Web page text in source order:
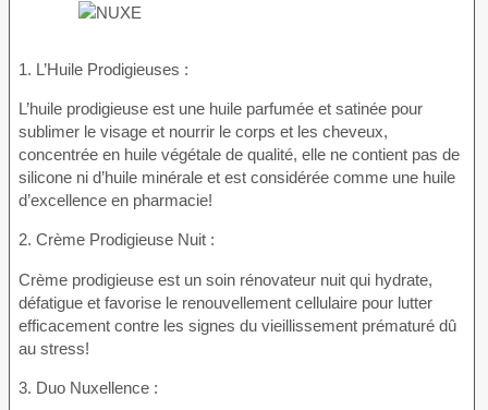
1. L’Huile Prodigieuses :
L’huile prodigieuse est une huile parfumée et satinée pour
sublimer le visage et nourrir le corps et les cheveux,
concentrée en huile végétale de qualité, elle ne contient pas de
silicone ni d’huile minérale et est considérée comme une huile
d’excellence en pharmacie!
2. Crème Prodigieuse Nuit :
Crème prodigieuse est un soin rénovateur nuit qui hydrate,
défatigue et favorise le renouvellement cellulaire pour lutter
efficacement contre les signes du vieillissement prématuré dû
au stress!
3. Duo Nuxellence :